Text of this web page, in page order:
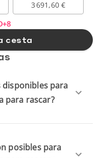
3 691,60 €
cesta
disponibles para
para rascar?
posibles para